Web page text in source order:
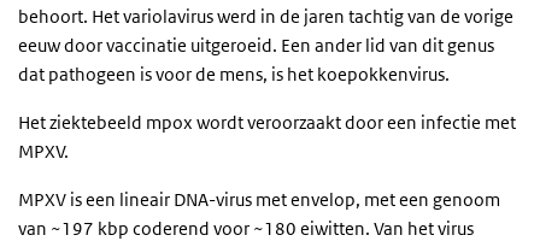
behoort. Het variolavirus werd in de jaren tachtig van de vorige
eeuw door vaccinatie uitgeroeid. Een ander lid van dit genus
dat pathogeen is voor de mens, is het koepokkenvirus.
Het ziektebeeld mpox wordt veroorzaakt door een infectie met
MPXV.
MPXV is een lineair DNA-virus met envelop, met een genoom
van ~197 kbp coderend voor ~180 eiwitten. Van het virus